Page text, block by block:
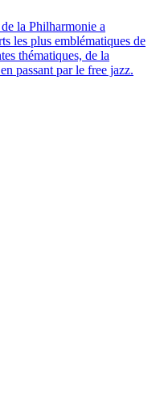
la Philharmonie a
les plus emblématiques de
thématiques, de la
passant par le free jazz.